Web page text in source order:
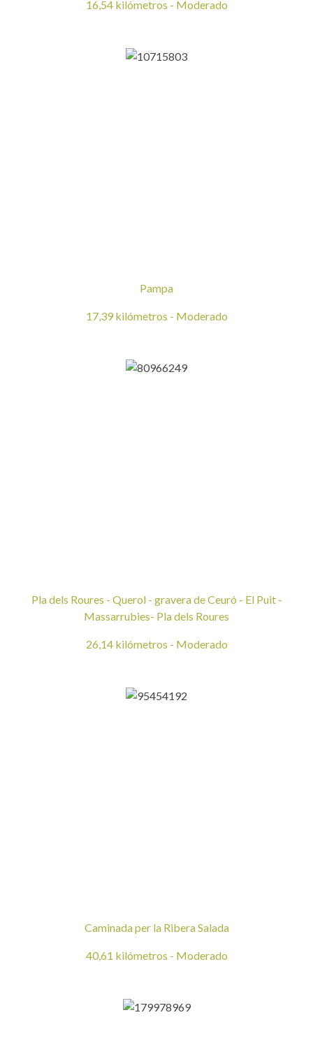
16,54 kilómetros - Moderado
Pampa
17,39 kilómetros - Moderado
Pla dels Roures - Querol - gravera de Ceuró - El Puit -
Massarrubies- Pla dels Roures
26,14 kilómetros - Moderado
Caminada per la Ribera Salada
40,61 kilómetros - Moderado